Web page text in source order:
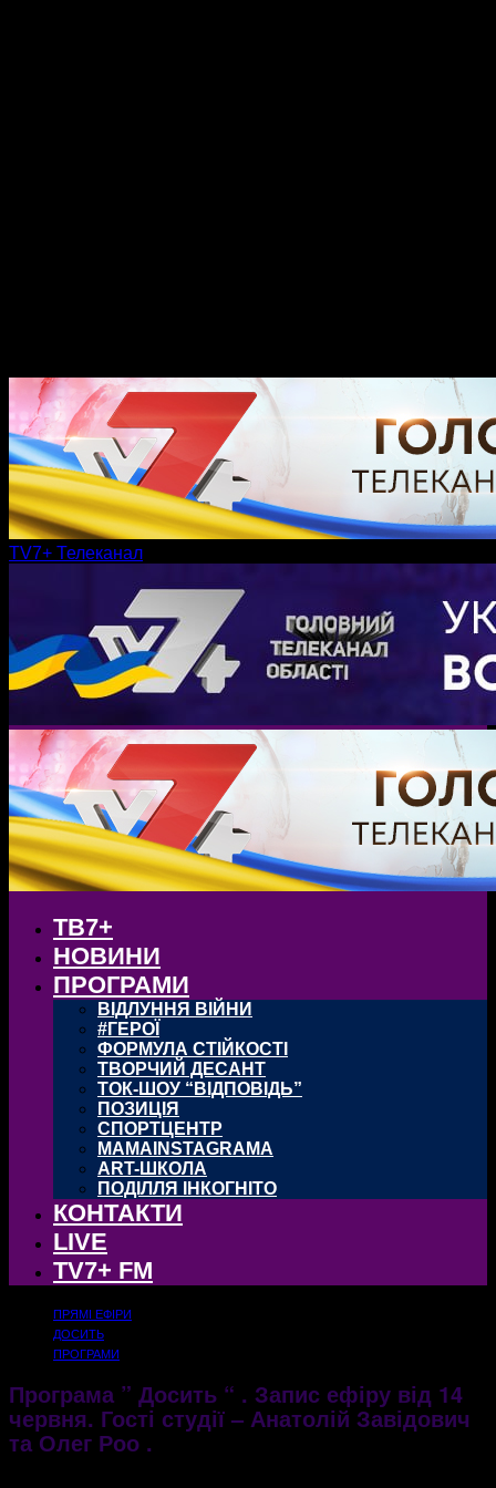
TV7+ Телеканал
ТВ7+
НОВИНИ
ПРОГРАМИ
ВІДЛУННЯ ВІЙНИ
#ГЕРОЇ
ФОРМУЛА СТІЙКОСТІ
ТВОРЧИЙ ДЕСАНТ
ТОК-ШОУ “ВІДПОВІДЬ”
ПОЗИЦІЯ
СПОРТЦЕНТР
MAMAINSTAGRAMA
ART-ШКОЛА
ПОДІЛЛЯ ІНКОГНІТО
КОНТАКТИ
LIVE
TV7+ FM
ПРЯМІ ЕФІРИ
ДОСИТЬ
ПРОГРАМИ
Програма ” Досить “ . Запис ефіру від 14
червня. Гості студії – Анатолій Завідович
та Олег Роо .